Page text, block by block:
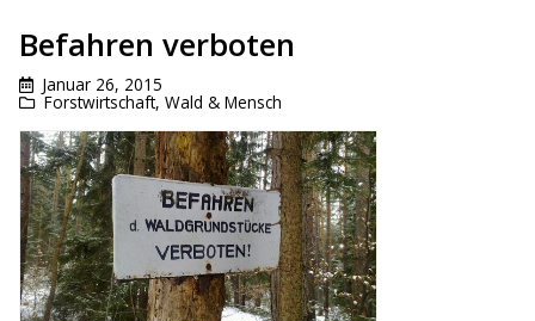
Befahren verboten
Januar 26, 2015
Forstwirtschaft, Wald & Mensch